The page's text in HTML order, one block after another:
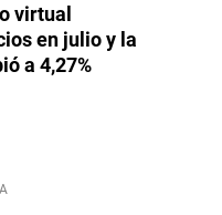
virtual
en julio y la
a 4,27%